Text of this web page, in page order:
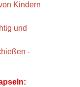
Kindern
und
-